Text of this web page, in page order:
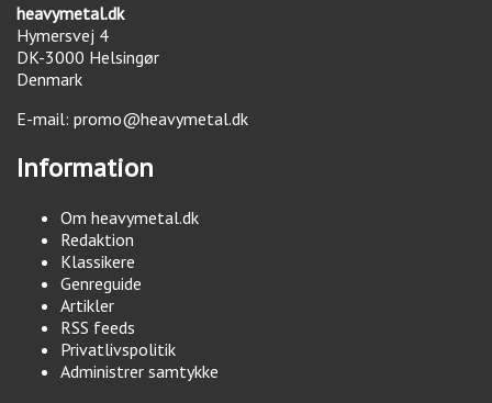
heavymetal.dk
Hymersvej 4
DK-3000 Helsingør
Denmark
E-mail: promo@heavymetal.dk
Information
Om heavymetal.dk
Redaktion
Klassikere
Genreguide
Artikler
RSS feeds
Privatlivspolitik
Administrer samtykke